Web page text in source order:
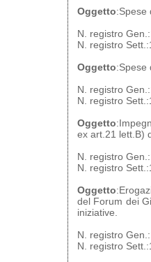
Oggetto:Spese
N. registro
N. registro
Oggetto:Spese
N. registro
N. registro
Oggetto
ex art.21 lett.B)
N. registro
N. registro
Oggetto
del Forum dei
iniziative.
N. registro
N. registro